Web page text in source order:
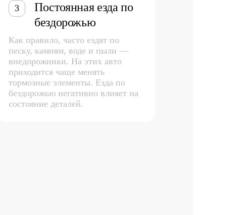
3
Постоянная езда по
бездорожью
Как правило, часто ездят по
песку, камням, воде и пыли —
внедорожники. На этих авто
приходится чаще менять
тормозные элементы. Езда по
бездорожью негативно влияет на
состояние деталей.